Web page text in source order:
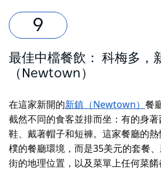
最佳中檔餐飲： 科梅多 ，
（Newtown）
在這家新開的新鎮（Newtown） 餐
截然不同的食客並排而坐 ：有的身
鞋、戴著帽子和短褲。這家餐廳的
樸的餐廳環境，而是35美元的套餐
街的地理位置，以及菜單上任何菜